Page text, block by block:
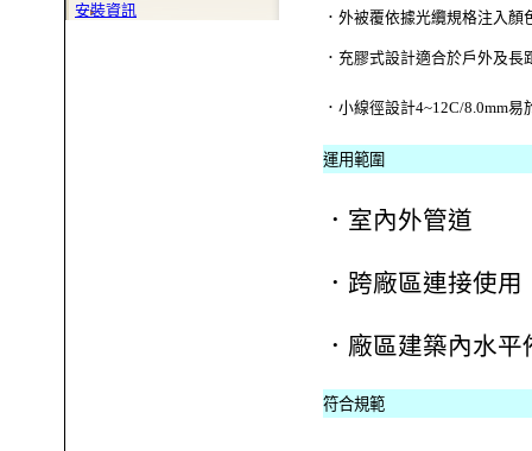
安裝資訊
．外被覆依據光纜規格注入
．充膠式設計適合於戶外及長
．小線徑設計4~12C/8.0mm
運用範圍
．室內外管道
．跨廠區連接使用
．廠區建築內水平
符合規範